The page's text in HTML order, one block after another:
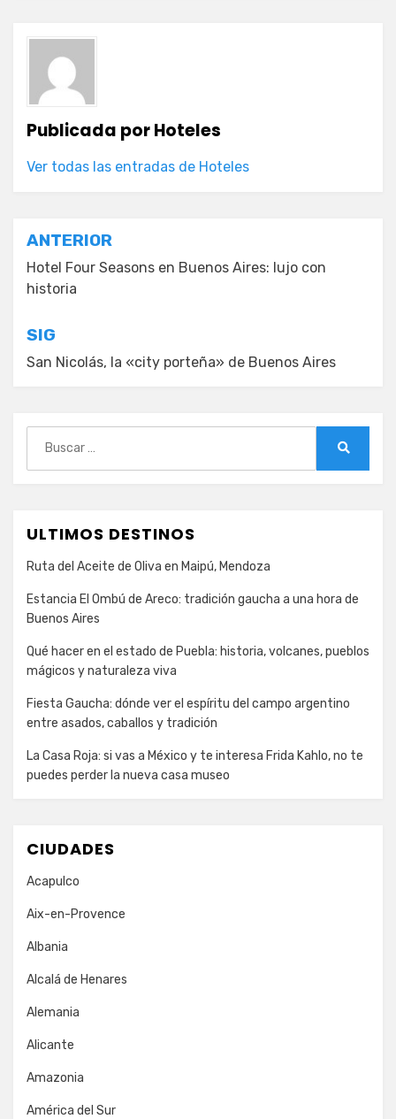
Publicada porHoteles
Ver todas las entradas de Hoteles
Navegación
de
entradas
ANTERIOR
Hotel Four Seasons en Buenos Aires: lujo con
historia
SIG
San Nicolás, la «city porteña» de Buenos Aires
ULTIMOS DESTINOS
Ruta del Aceite de Oliva en Maipú, Mendoza
Estancia El Ombú de Areco: tradición gaucha a una hora de
Buenos Aires
Qué hacer en el estado de Puebla: historia, volcanes, pueblos
mágicos y naturaleza viva
Fiesta Gaucha: dónde ver el espíritu del campo argentino
entre asados, caballos y tradición
La Casa Roja: si vas a México y te interesa Frida Kahlo, no te
puedes perder la nueva casa museo
CIUDADES
Acapulco
Aix-en-Provence
Albania
Alcalá de Henares
Alemania
Alicante
Amazonia
América del Sur